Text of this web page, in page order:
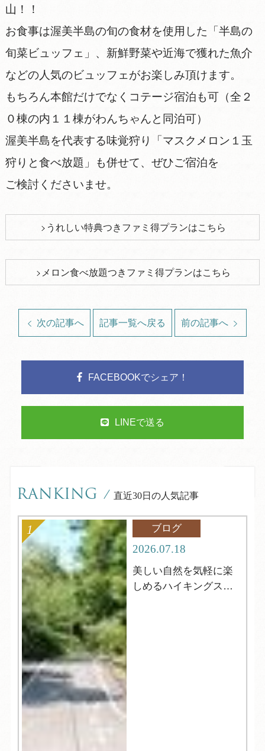
山！！
お食事は渥美半島の旬の食材を使用した「半島の
旬菜ビュッフェ」、新鮮野菜や近海で獲れた魚介
などの人気のビュッフェがお楽しみ頂けます。
もちろん本館だけでなくコテージ宿泊も可（全２
０棟の内１１棟がわんちゃんと同泊可）
渥美半島を代表する味覚狩り「マスクメロン１玉
狩りと食べ放題」も併せて、ぜひご宿泊を
ご検討くださいませ。
うれしい特典つきファミ得プランはこちら
メロン食べ放題つきファミ得プランはこちら
次の記事へ 記事一覧へ戻る 前の記事へ
FACEBOOKでシェア！
LINEで送る
RANKING / 直近30日の人気記事
ブログ
2026.07.18
美しい自然を気軽に楽
しめるハイキングスポ